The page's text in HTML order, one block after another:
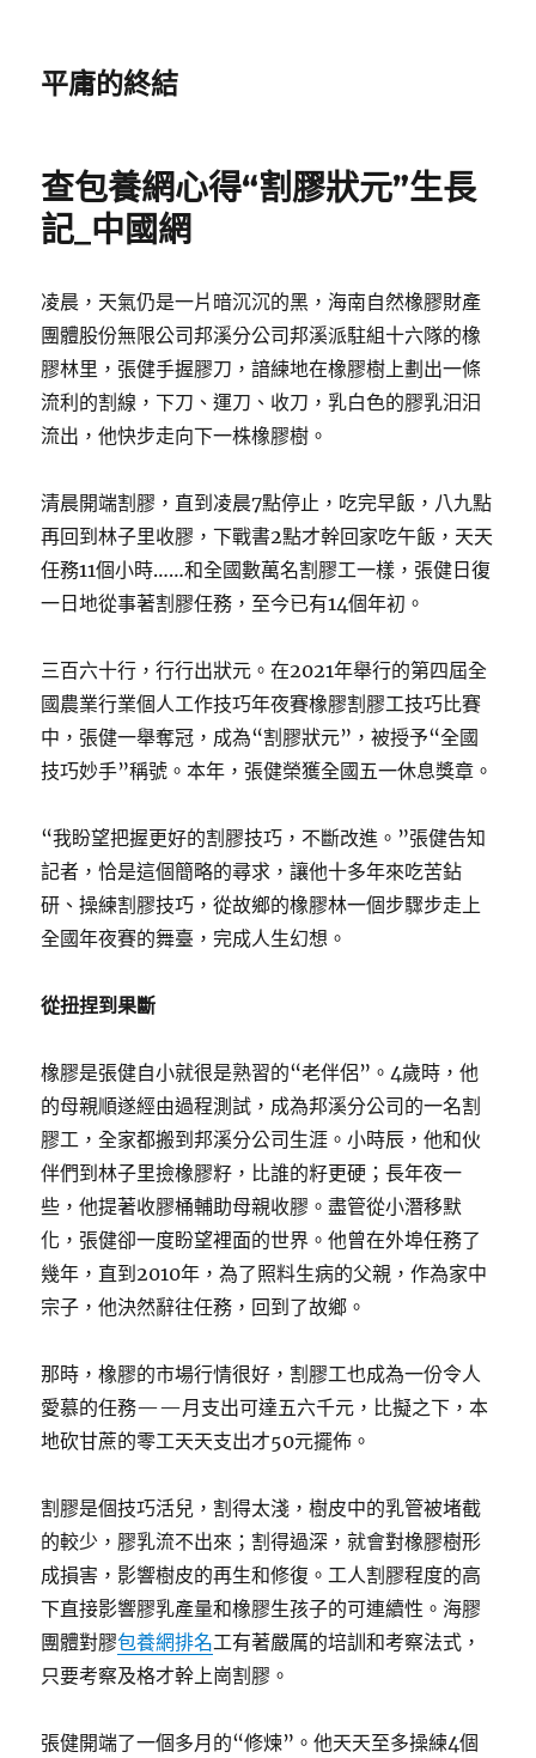
平庸的終結
查包養網心得“割膠狀元”生長
記_中國網
凌晨，天氣仍是一片暗沉沉的黑，海南自然橡膠財產
團體股份無限公司邦溪分公司邦溪派駐組十六隊的橡
膠林里，張健手握膠刀，諳練地在橡膠樹上劃出一條
流利的割線，下刀、運刀、收刀，乳白色的膠乳汩汩
流出，他快步走向下一株橡膠樹。
清晨開端割膠，直到凌晨7點停止，吃完早飯，八九點
再回到林子里收膠，下戰書2點才幹回家吃午飯，天天
任務11個小時……和全國數萬名割膠工一樣，張健日復
一日地從事著割膠任務，至今已有14個年初。
三百六十行，行行出狀元。在2021年舉行的第四屆全
國農業行業個人工作技巧年夜賽橡膠割膠工技巧比賽
中，張健一舉奪冠，成為“割膠狀元”，被授予“全國
技巧妙手”稱號。本年，張健榮獲全國五一休息獎章。
“我盼望把握更好的割膠技巧，不斷改進。”張健告知
記者，恰是這個簡略的尋求，讓他十多年來吃苦鉆
研、操練割膠技巧，從故鄉的橡膠林一個步驟步走上
全國年夜賽的舞臺，完成人生幻想。
從扭捏到果斷
橡膠是張健自小就很是熟習的“老伴侶”。4歲時，他
的母親順遂經由過程測試，成為邦溪分公司的一名割
膠工，全家都搬到邦溪分公司生涯。小時辰，他和伙
伴們到林子里撿橡膠籽，比誰的籽更硬；長年夜一
些，他提著收膠桶輔助母親收膠。盡管從小潛移默
化，張健卻一度盼望裡面的世界。他曾在外埠任務了
幾年，直到2010年，為了照料生病的父親，作為家中
宗子，他決然辭往任務，回到了故鄉。
那時，橡膠的市場行情很好，割膠工也成為一份令人
愛慕的任務——月支出可達五六千元，比擬之下，本
地砍甘蔗的零工天天支出才50元擺佈。
割膠是個技巧活兒，割得太淺，樹皮中的乳管被堵截
的較少，膠乳流不出來；割得過深，就會對橡膠樹形
成損害，影響樹皮的再生和修復。工人割膠程度的高
下直接影響膠乳產量和橡膠生孩子的可連續性。海膠
團體對膠包養網排名工有著嚴厲的培訓和考察法式，
只要考察及格才幹上崗割膠。
張健開端了一個多月的“修煉”。他天天至多操練4個